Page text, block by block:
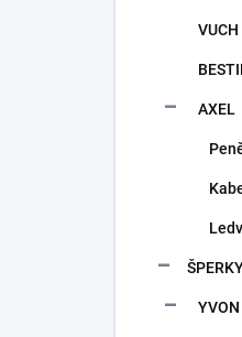
VUCH
AXEL
YVON